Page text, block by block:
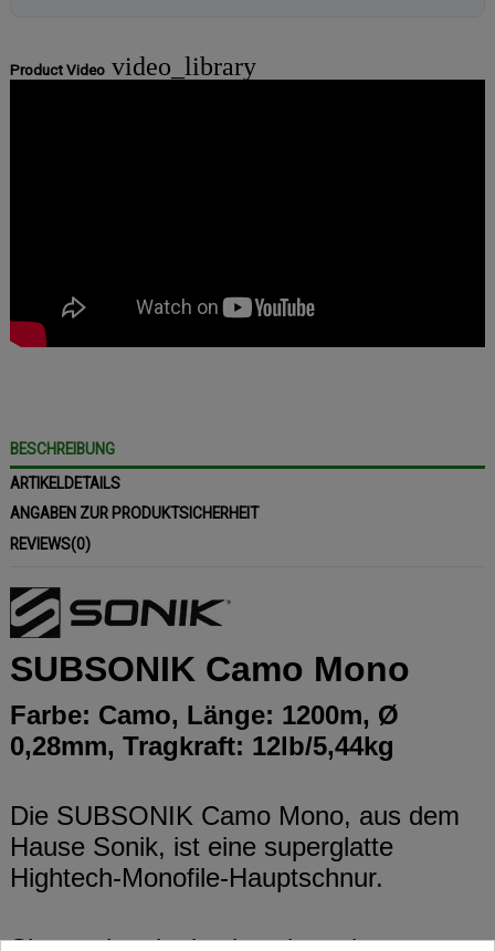
Product Video video_library
BESCHREIBUNG
ARTIKELDETAILS
ANGABEN ZUR PRODUKTSICHERHEIT
REVIEWS(0)
SUBSONIK Camo Mono
Farbe: Camo, Länge: 1200m, Ø
0,28mm, Tragkraft: 12lb/5,44kg
Die SUBSONIK Camo Mono, aus dem
Hause Sonik, ist eine superglatte
Hightech-Monofile-Hauptschnur.